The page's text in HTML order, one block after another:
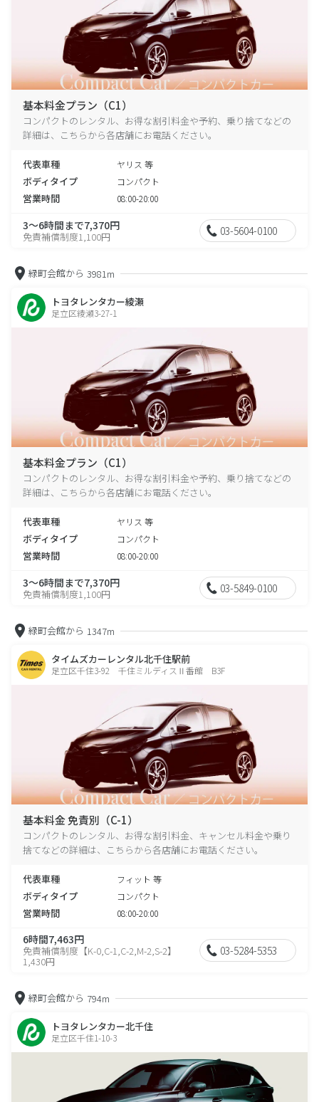
基本料金プラン（C1）
コンパクトのレンタル、お得な割引料金や予約、乗り捨てなどの
詳細は、こちらから各店舗にお電話ください。
代表車種 ヤリス 等
ボディタイプ コンパクト
営業時間 08:00-20:00
3～6時間まで7,370円
免責補償制度1,100円 03-5604-0100
緑町会館から 3981m
トヨタレンタカー綾瀬
足立区綾瀬3-27-1
基本料金プラン（C1）
コンパクトのレンタル、お得な割引料金や予約、乗り捨てなどの
詳細は、こちらから各店舗にお電話ください。
代表車種 ヤリス 等
ボディタイプ コンパクト
営業時間 08:00-20:00
3～6時間まで7,370円
免責補償制度1,100円 03-5849-0100
緑町会館から 1347m
タイムズカーレンタル北千住駅前
足立区千住3-92 千住ミルディスⅡ番館 B3F
基本料金 免責別（C-1）
コンパクトのレンタル、お得な割引料金、キャンセル料金や乗り
捨てなどの詳細は、こちらから各店舗にお電話ください。
代表車種 フィット 等
ボディタイプ コンパクト
営業時間 08:00-20:00
6時間7,463円
免責補償制度【K-0,C-1,C-2,M-2,S-2】
1,430円
03-5284-5353
緑町会館から 794m
トヨタレンタカー北千住
足立区千住1-10-3